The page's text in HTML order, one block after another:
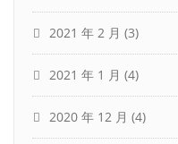
2021 年 2 月 (3)
2021 年 1 月 (4)
2020 年 12 月 (4)